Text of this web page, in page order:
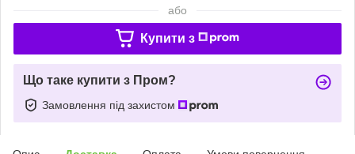
або
Купити з
Що таке купити з Пром?
Замовлення під захистом